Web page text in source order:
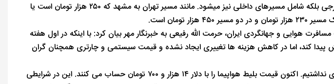
این افزایش قیمت ها نه تنها در مسیرهای خارجی بلکه شامل مسیرهای داخلی نیز میشود. مانند مسیر تهران به مشهد که ۲۵۰ هزار تومان است یا
تومان است.
هوایی و جهانگردی ایران، حرمت الله رفیعی به خبرنگار مهر بیان کرد: با اینکه در اول هفته
کند، اما در کاهش هزینه ها تغییری ایجاد نشده و قیمت سیستمی و چارتری همچنان گران
رفیعی ادامه داد: کاهش قیمت در هیچ مسیری نداشتیم. اکنون قیمت بلیط هواپیما را با دلار ۱۴ هزار و ۷۰۰ تومان حساب می کنند. این در شرایطی